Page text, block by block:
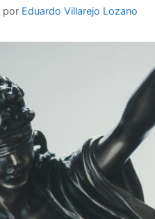
por Eduardo Villarejo Lozano